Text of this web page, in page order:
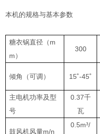
本机的规格与基本参数
糖衣锅直径（m
m）
300
倾角（可调） 15˚-45˚
主电机功率及型
号
0.37千
瓦
鼓风机风量m/n
0.5m³/